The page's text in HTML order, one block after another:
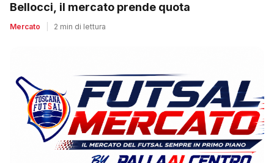
Bellocci, il mercato prende quota
Mercato 2 min di lettura